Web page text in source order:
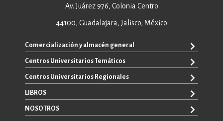
Av. Juárez 976, Colonia Centro
44100, Guadalajara, Jalisco, México
Comercialización y almacén general
+52 33 3640 6326
+52 33 3640 4595
ventas@editorial.udg.mx
WhatsApp: +52 33 1433 6869
Centros Universitarios Temáticos
CUAAD
CUCEA
CUCBA
Centros Universitarios Regionales
CUALTOS
CUCHAPALA
LIBROS
TODOS LOS LIBROS
NOSOTROS